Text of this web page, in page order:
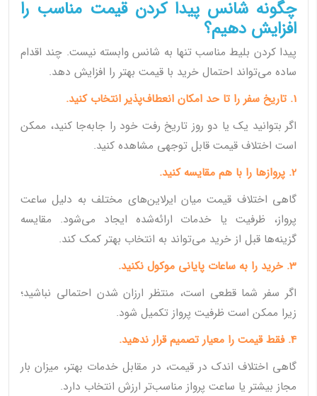
چگونه شانس پیدا کردن قیمت مناسب را
افزایش دهیم؟
پیدا کردن بلیط مناسب تنها به شانس وابسته نیست. چند اقدام
ساده می‌تواند احتمال خرید با قیمت بهتر را افزایش دهد.
1. تاریخ سفر را تا حد امکان انعطاف‌پذیر انتخاب کنید.
اگر بتوانید یک یا دو روز تاریخ رفت خود را جابه‌جا کنید، ممکن
است اختلاف قیمت قابل توجهی مشاهده کنید.
2. پروازها را با هم مقایسه کنید.
گاهی اختلاف قیمت میان ایرلاین‌های مختلف به دلیل ساعت
پرواز، ظرفیت یا خدمات ارائه‌شده ایجاد می‌شود. مقایسه
گزینه‌ها قبل از خرید می‌تواند به انتخاب بهتر کمک کند.
3. خرید را به ساعات پایانی موکول نکنید.
اگر سفر شما قطعی است، منتظر ارزان شدن احتمالی نباشید؛
زیرا ممکن است ظرفیت پرواز تکمیل شود.
4. فقط قیمت را معیار تصمیم قرار ندهید.
گاهی اختلاف اندک در قیمت، در مقابل خدمات بهتر، میزان بار
مجاز بیشتر یا ساعت پرواز مناسب‌تر ارزش انتخاب دارد.